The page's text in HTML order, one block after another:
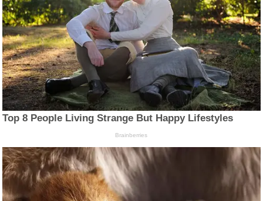
Top 8 People Living Strange But Happy Lifestyles
Brainberries